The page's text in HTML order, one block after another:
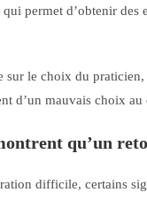
permet d’obtenir
sur le choix du
d’un mauvais choix au
qu’un
difficile, certains